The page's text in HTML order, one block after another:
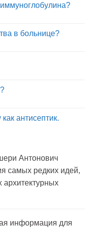
в больнице?
антисептик.
Антонович
самых редких идей,
архитектурных
информация для